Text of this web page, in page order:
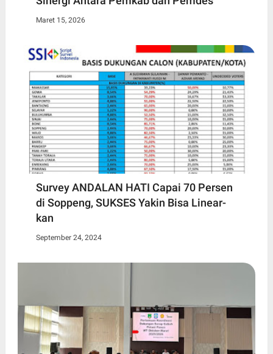
Maret 15, 2026
Survey ANDALAN HATI Capai 70 Persen
di Soppeng, SUKSES Yakin Bisa Linear-
kan
September 24, 2024